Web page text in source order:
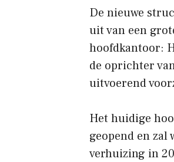
De nieuwe
uit van een
hoofdkantoor:
de oprichter
uitvoerend
Het huidige
geopend en zal
verhuizing in